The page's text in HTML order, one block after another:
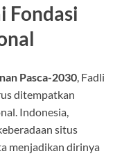
Fondasi
Pasca-2030, Fadli
ditempatkan
Indonesia,
situs
menjadikan dirinya